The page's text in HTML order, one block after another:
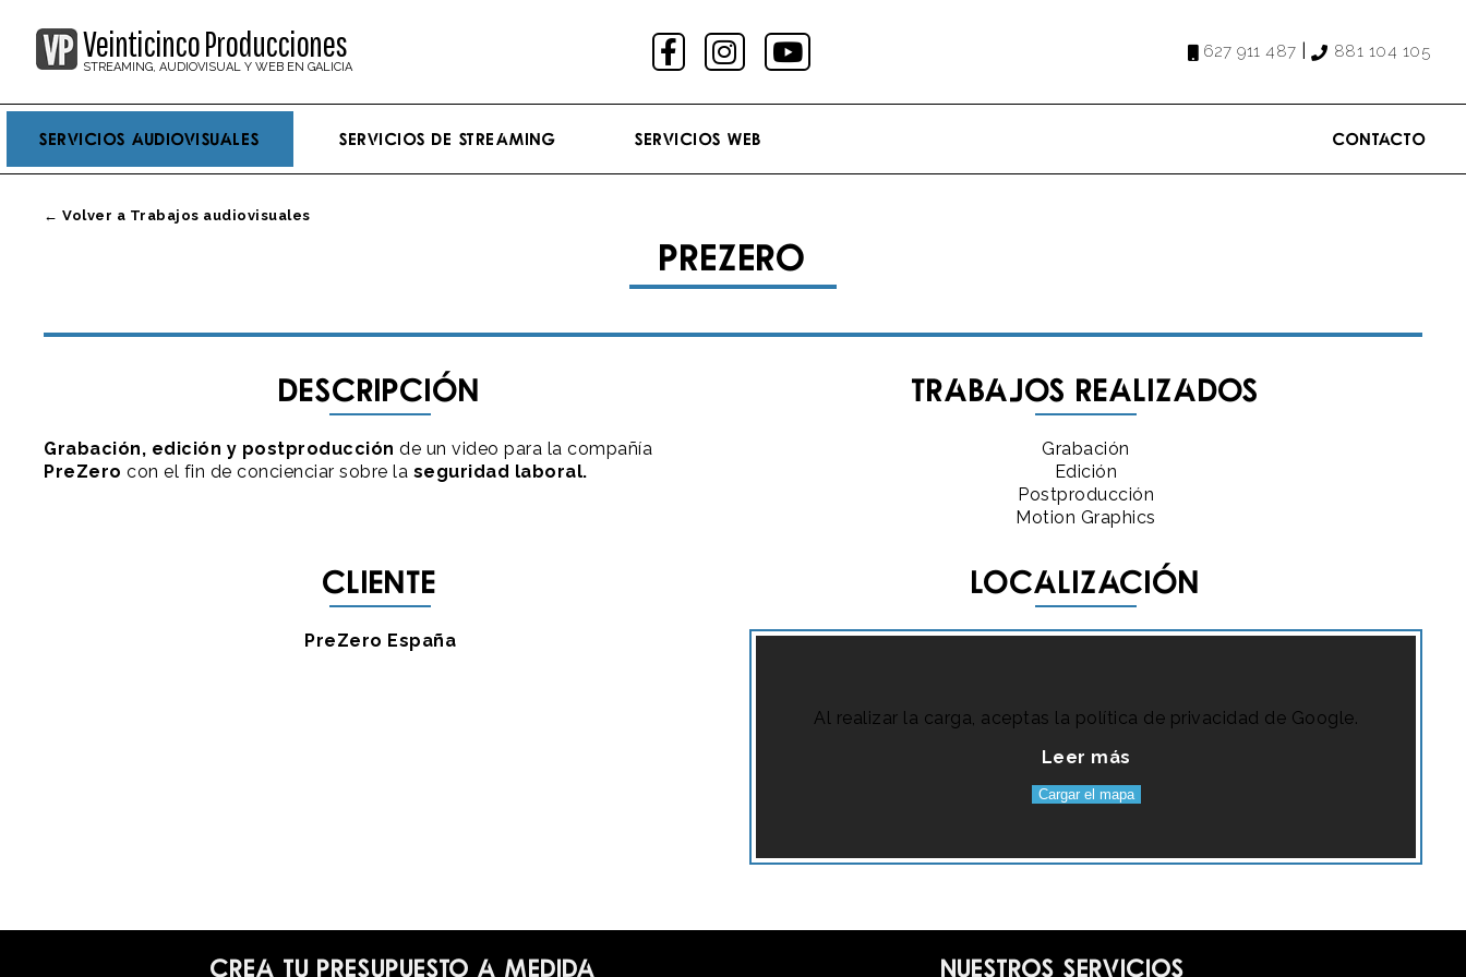
Veinticinco Producciones
STREAMING, AUDIOVISUAL Y WEB EN GALICIA
627 911 487 881 104 105
Servicios Audiovisuales Servicios de streaming Servicios Web Contacto
← Volver a Trabajos audiovisuales
PREZERO
Descripción
Grabación, edición y postproducción de un video para la compañía
PreZero con el fin de concienciar sobre la seguridad laboral.
Trabajos realizados
Grabación
Edición
Postproducción
Motion Graphics
Cliente
PreZero España
Localización
Al realizar la carga, aceptas la política de privacidad de Google.
Leer más
Cargar el mapa
Crea tu presupuesto a medida Nuestros servicios